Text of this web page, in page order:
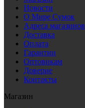
Новости
О Мире Сумок
Адреса магазинов
Доставка
Оплата
Гарантии
Оптовикам
Доверие
Контакты
Магазин